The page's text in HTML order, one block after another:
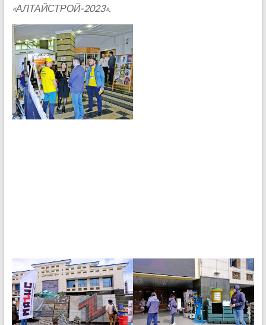
«АЛТАЙСТРОЙ-2023».